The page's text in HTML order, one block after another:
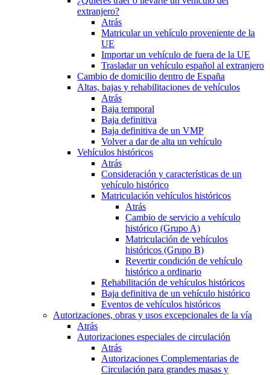
extranjero?
Atrás
Matricular un vehículo proveniente de la
UE
Importar un vehículo de fuera de la UE
Trasladar un vehículo español al extranjero
Cambio de domicilio dentro de España
Altas, bajas y rehabilitaciones de vehículos
Atrás
Baja temporal
Baja definitiva
Baja definitiva de un VMP
Volver a dar de alta un vehículo
Vehículos históricos
Atrás
Consideración y características de un
vehículo histórico
Matriculación vehículos históricos
Atrás
Cambio de servicio a vehículo
histórico (Grupo A)
Matriculación de vehículos
históricos (Grupo B)
Revertir condición de vehículo
histórico a ordinario
Rehabilitación de vehículos históricos
Baja definitiva de un vehículo histórico
Eventos de vehículos históricos
Autorizaciones, obras y usos excepcionales de la vía
Atrás
Autorizaciones especiales de circulación
Atrás
Autorizaciones Complementarias de
Circulación para grandes masas y